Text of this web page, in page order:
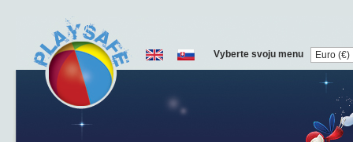
Vyberte svoju menu